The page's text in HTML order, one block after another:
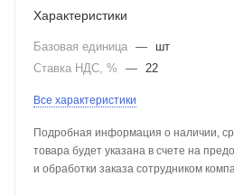
Характеристики
Базовая единица —
шт
Ставка НДС, %
— 22
Все характеристики
Подробная информация о наличии,
товара будет указана в счете на
и обработки заказа сотрудником